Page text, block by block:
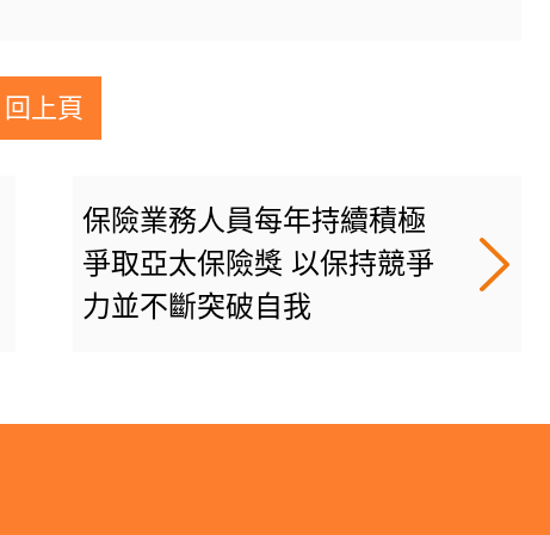
回上頁
保險業務人員每年持續積極
爭取亞太保險獎 以保持競爭
力並不斷突破自我